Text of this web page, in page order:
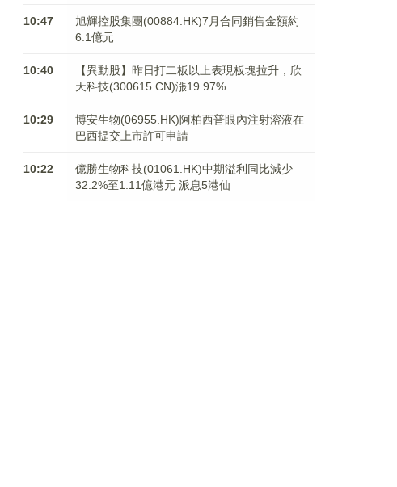
10:47
旭輝控股集團(00884.HK)7月合同銷售金額約
6.1億元
10:40
【異動股】昨日打二板以上表現板塊拉升，欣
天科技(300615.CN)漲19.97%
10:29
博安生物(06955.HK)阿柏西普眼內注射溶液在
巴西提交上市許可申請
10:22
億勝生物科技(01061.HK)中期溢利同比減少
32.2%至1.11億港元 派息5港仙